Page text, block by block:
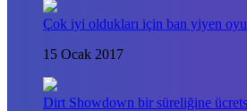
Çok iyi oldukları için ban yiyen
15 Ocak 2017
Dirt Showdown bir süreliğine